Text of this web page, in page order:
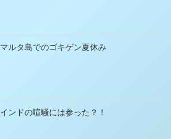
マルタ島でのゴキゲン夏休み
インドの喧騒には参った？！